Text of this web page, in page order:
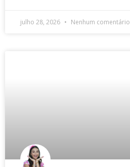
julho 28, 2026 Nenhum comentário